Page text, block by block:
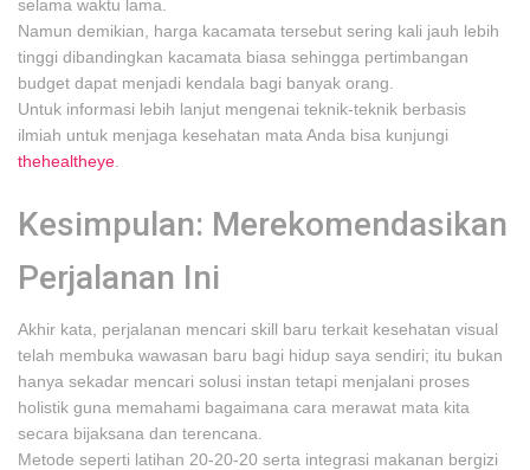
selama waktu lama.
Namun demikian, harga kacamata tersebut sering kali jauh lebih
tinggi dibandingkan kacamata biasa sehingga pertimbangan
budget dapat menjadi kendala bagi banyak orang.
Untuk informasi lebih lanjut mengenai teknik-teknik berbasis
ilmiah untuk menjaga kesehatan mata Anda bisa kunjungi
thehealtheye
Kesimpulan: Merekomendasikan
Perjalanan Ini
Akhir kata, perjalanan mencari skill baru terkait kesehatan visual
telah membuka wawasan baru bagi hidup saya sendiri; itu bukan
hanya sekadar mencari solusi instan tetapi menjalani proses
holistik guna memahami bagaimana cara merawat mata kita
secara bijaksana dan terencana.
Metode seperti latihan 20-20-20 serta integrasi makanan bergizi